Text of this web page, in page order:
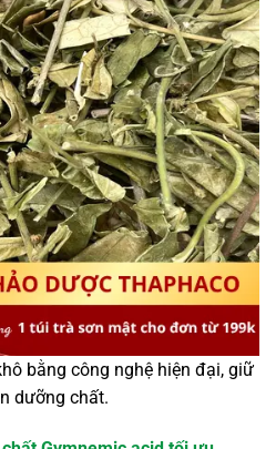
bằng công nghệ hiện đại, giữ
dưỡng chất.